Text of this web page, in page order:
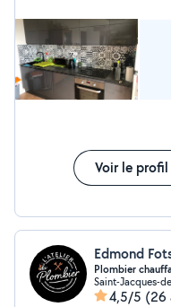
Voir le profil
Edmond
Plombier
Saint-Jacques-
4,5/5 (26